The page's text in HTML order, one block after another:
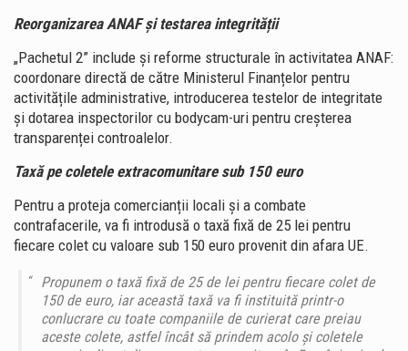
Reorganizarea ANAF și testarea integrității
„Pachetul 2” include și reforme structurale în activitatea ANAF:
coordonare directă de către Ministerul Finanțelor pentru
activitățile administrative, introducerea testelor de integritate
și dotarea inspectorilor cu bodycam-uri pentru creșterea
transparenței controalelor.
Taxă pe coletele extracomunitare sub 150 euro
Pentru a proteja comercianții locali și a combate
contrafacerile, va fi introdusă o taxă fixă de 25 lei pentru
fiecare colet cu valoare sub 150 euro provenit din afara UE.
Propunem o taxă fixă de 25 de lei pentru fiecare colet de
150 de euro, iar această taxă va fi instituită printr-o
conlucrare cu toate companiile de curierat care preiau
aceste colete, astfel încât să prindem acolo şi coletele